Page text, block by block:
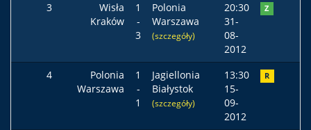
3
Wisła
Kraków
1
-
3
Polonia
Warszawa
(szczegóły)
20:30
31-
08-
2012
Z
4
Polonia
Warszawa
1
-
1
Jagiellonia
Białystok
(szczegóły)
13:30
15-
09-
2012
R